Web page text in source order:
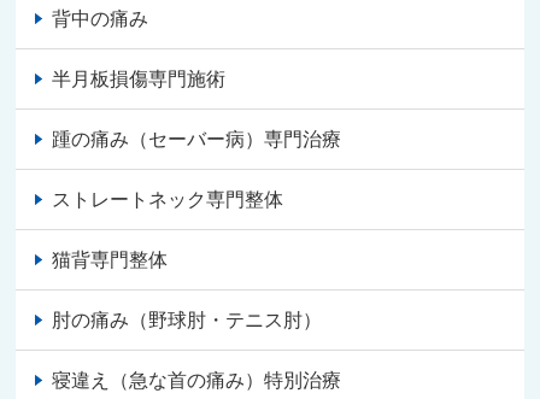
背中の痛み
半月板損傷専門施術
踵の痛み（セーバー病）専門治療
ストレートネック専門整体
猫背専門整体
肘の痛み（野球肘・テニス肘）
寝違え（急な首の痛み）特別治療